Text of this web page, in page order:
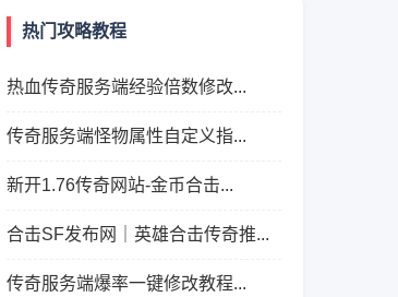
热门攻略教程
热血传奇服务端经验倍数修改...
传奇服务端怪物属性自定义指...
新开1.76传奇网站-金币合击...
合击SF发布网｜英雄合击传奇推...
传奇服务端爆率一键修改教程...